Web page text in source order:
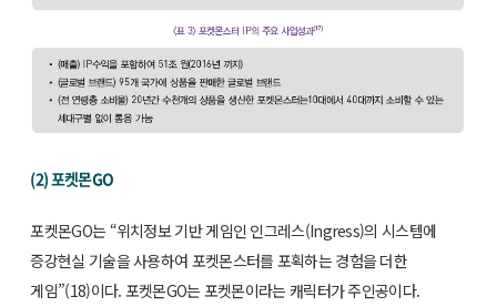
(2) 포켓몬GO
포켓몬GO는 “위치정보 기반 게임인 인그레스(Ingress)의 시스템에
증강현실 기술을 사용하여 포켓몬스터를 포획하는 경험을 더한
게임”(18)이다. 포켓몬GO는 포켓몬이라는 캐릭터가 주인공이다.